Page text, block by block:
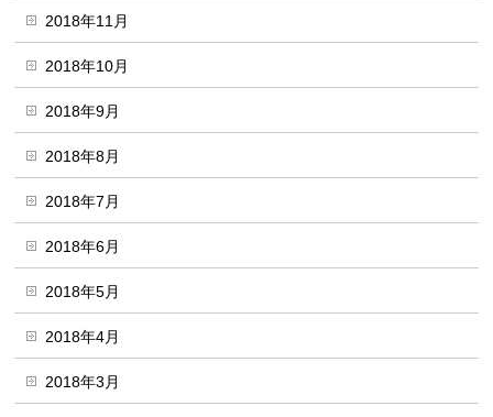
2018年11月
2018年10月
2018年9月
2018年8月
2018年7月
2018年6月
2018年5月
2018年4月
2018年3月